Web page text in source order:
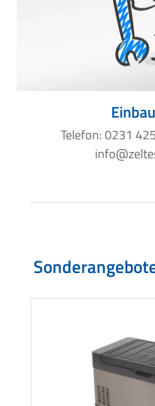
Telefon: 0231